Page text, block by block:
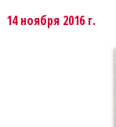
14 ноября 2016 г.